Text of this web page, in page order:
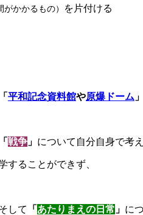
がかかるもの） を片付ける
平和記念資料館や原爆ドーム
戦争 」 について自分自身で考
することができず、
そして 「 あたりまえの日常 」 に